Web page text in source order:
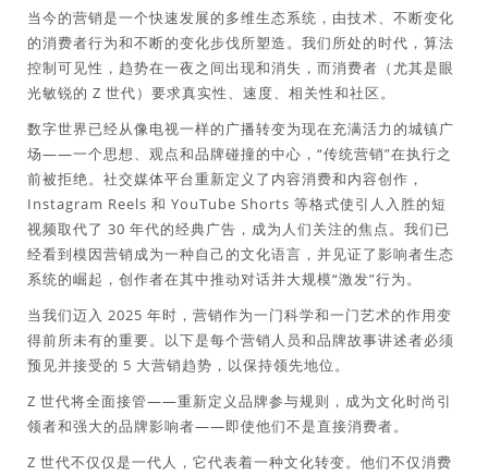
当今的营销是一个快速发展的多维生态系统，由技术、不断变化
的消费者行为和不断的变化步伐所塑造。我们所处的时代，算法
控制可见性，趋势在一夜之间出现和消失，而消费者（尤其是眼
光敏锐的 Z 世代）要求真实性、速度、相关性和社区。
数字世界已经从像电视一样的广播转变为现在充满活力的城镇广
场——一个思想、观点和品牌碰撞的中心，“传统营销”在执行之
前被拒绝。社交媒体平台重新定义了内容消费和内容创作，
Instagram Reels 和 YouTube Shorts 等格式使引人入胜的短
视频取代了 30 年代的经典广告，成为人们关注的焦点。我们已
经看到模因营销成为一种自己的文化语言，并见证了影响者生态
系统的崛起，创作者在其中推动对话并大规模“激发”行为。
当我们迈入 2025 年时，营销作为一门科学和一门艺术的作用变
得前所未有的重要。以下是每个营销人员和品牌故事讲述者必须
预见并接受的 5 大营销趋势，以保持领先地位。
Z 世代将全面接管——重新定义品牌参与规则，成为文化时尚引
领者和强大的品牌影响者——即使他们不是直接消费者。
Z 世代不仅仅是一代人，它代表着一种文化转变。他们不仅消费